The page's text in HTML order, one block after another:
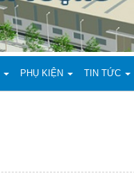
PHỤ KIỆN TIN TỨC